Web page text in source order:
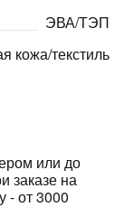
или до
заказе на
- от 3000
ЭВА/ТЭП
кожа/текстиль